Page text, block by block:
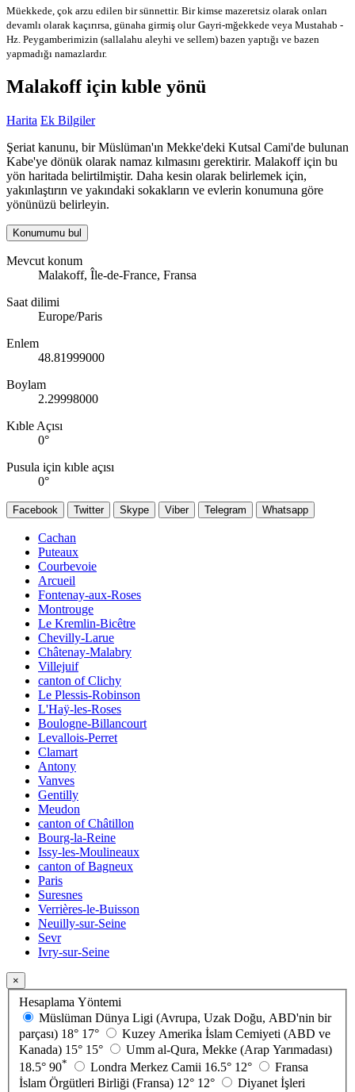
Müekkede, çok arzu edilen bir sünnettir. Bir kimse mazeretsiz olarak onları
devamlı olarak kaçırırsa, günaha girmiş olur Gayri-mğekkede veya Mustahab -
Hz. Peygamberimizin (sallalahu aleyhi ve sellem) bazen yaptığı ve bazen
yapmadığı namazlardır.
Malakoff için kıble yönü
Harita Ek Bilgiler
Şeriat kanunu, bir Müslüman'ın Mekke'deki Kutsal Cami'de bulunan
Kabe'ye dönük olarak namaz kılmasını gerektirir. Malakoff için bu
yön haritada belirtilmiştir. Daha kesin olarak belirlemek için,
yakınlaştırın ve yakındaki sokakların ve evlerin konumuna göre
yönünüzü belirleyin.
Konumumu bul
Mevcut konum
Malakoff, Île-de-France, Fransa
Saat dilimi
Europe/Paris
Enlem
48.81999000
Boylam
2.29998000
Kıble Açısı
0°
Pusula için kıble açısı
0°
Facebook Twitter Skype Viber Telegram Whatsapp
Cachan
Puteaux
Courbevoie
Arcueil
Fontenay-aux-Roses
Montrouge
Le Kremlin-Bicêtre
Chevilly-Larue
Châtenay-Malabry
Villejuif
canton of Clichy
Le Plessis-Robinson
L'Haÿ-les-Roses
Boulogne-Billancourt
Levallois-Perret
Clamart
Antony
Vanves
Gentilly
Meudon
canton of Châtillon
Bourg-la-Reine
Issy-les-Moulineaux
canton of Bagneux
Paris
Suresnes
Verrières-le-Buisson
Neuilly-sur-Seine
Sevr
Ivry-sur-Seine
×
Hesaplama Yöntemi
Müslüman Dünya Ligi (Avrupa, Uzak Doğu, ABD'nin bir
parçası) 18° 17°
Kuzey Amerika İslam Cemiyeti (ABD ve
Kanada) 15° 15°
Umm al-Qura, Mekke (Arap Yarımadası)
18.5° 90* Londra Merkez Camii 16.5° 12°
Fransa
İslam Örgütleri Birliği (Fransa) 12° 12°
Diyanet İşleri